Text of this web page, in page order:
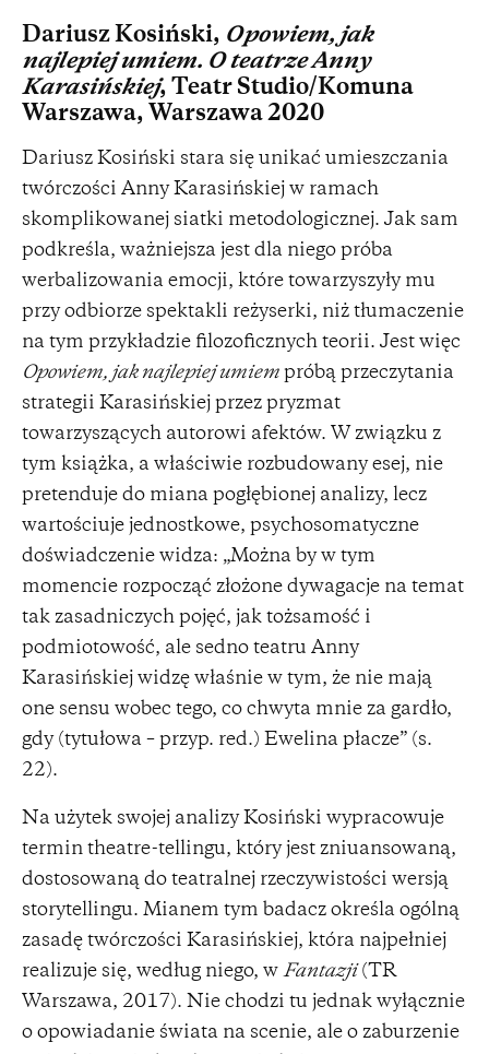
Dariusz Kosiński, Opowiem, jak
najlepiej umiem. O teatrze Anny
Karasińskiej, Teatr Studio/Komuna
Warszawa, Warszawa 2020
Dariusz Kosiński stara się unikać umieszczania
twórczości Anny Karasińskiej w ramach
skomplikowanej siatki metodologicznej. Jak sam
podkreśla, ważniejsza jest dla niego próba
werbalizowania emocji, które towarzyszyły mu
przy odbiorze spektakli reżyserki, niż tłumaczenie
na tym przykładzie filozoficznych teorii. Jest więc
Opowiem, jak najlepiej umiem próbą przeczytania
strategii Karasińskiej przez pryzmat
towarzyszących autorowi afektów. W związku z
tym książka, a właściwie rozbudowany esej, nie
pretenduje do miana pogłębionej analizy, lecz
wartościuje jednostkowe, psychosomatyczne
doświadczenie widza: „Można by w tym
momencie rozpocząć złożone dywagacje na temat
tak zasadniczych pojęć, jak tożsamość i
podmiotowość, ale sedno teatru Anny
Karasińskiej widzę właśnie w tym, że nie mają
one sensu wobec tego, co chwyta mnie za gardło,
gdy (tytułowa – przyp. red.) Ewelina płacze” (s.
22).
Na użytek swojej analizy Kosiński wypracowuje
termin theatre-tellingu, który jest zniuansowaną,
dostosowaną do teatralnej rzeczywistości wersją
storytellingu. Mianem tym badacz określa ogólną
zasadę twórczości Karasińskiej, która najpełniej
realizuje się, według niego, w Fantazji (TR
Warszawa, 2017). Nie chodzi tu jednak wyłącznie
o opowiadanie świata na scenie, ale o zaburzenie